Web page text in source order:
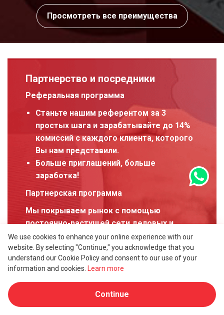
Просмотреть все преимущества
Партнерство и посредники
Реферальная программа
Станьте нашим референтом за 3
простых шага и зарабатывайте до 14%
комиссий с каждого клиента, которого
Вы нам представили.
Больше приглашений, больше
заработка!
Партнерская программа
Мы покрываем рынок с помощью
постоянно-растущей сети деловых и
профессиональных партнеров, которых
мы активно поддерживаем в сфере
профессионализма, продаж и маркетинга.
Просмотреть все преимущества
We use cookies to enhance your online experience with our
website. By selecting "Continue," you acknowledge that you
understand our Cookie Policy and consent to our use of your
information and cookies.
Learn more
Continue